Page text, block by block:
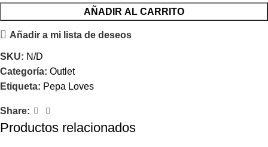
AÑADIR AL CARRITO
Añadir a mi lista de deseos
SKU: N/D
Categoría: Outlet
Etiqueta: Pepa Loves
Share:
Productos relacionados